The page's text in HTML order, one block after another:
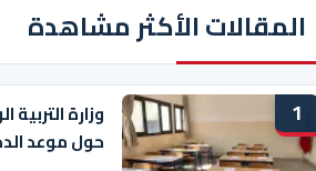
المقالات الأكثر مشاهدة
1
وزارة
حول موعد